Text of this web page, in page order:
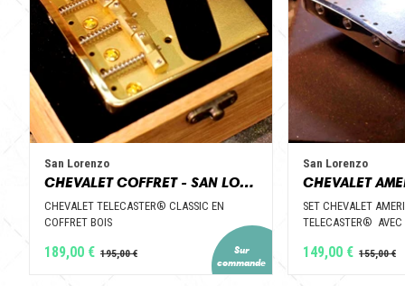
San Lorenzo
CHEVALET COFFRET - SAN LORENZO GUITAR PARTS
CHEVALET TELECASTER® CLASSIC EN
COFFRET BOIS
189,00 €
San Lorenzo
SET CHEVALET
TELECASTER® AVEC
149,00 €